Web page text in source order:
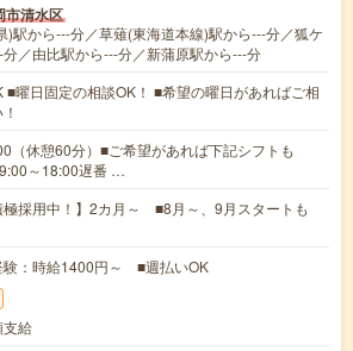
市清水区
)駅から---分／草薙(東海道本線)駅から---分／狐ケ
／由比駅から---分／新蒲原駅から---分
■曜日固定の相談OK！ ■希望の曜日があればご相
（休憩60分）■ご希望があれば下記シフトも
～18:00遅番 …
極採用中！】2カ月～ ■8月～、9月スタートも
験：時給1400円～ ■週払いOK
支給